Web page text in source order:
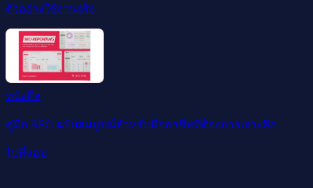
ตัวอย่างใช้งานจริง
หนังสือ
คู่มือ SEO ฉบับสมบูรณ์สำหรับมืออาชีพที่ต้องการเจาะลึก
ไปที่แอป